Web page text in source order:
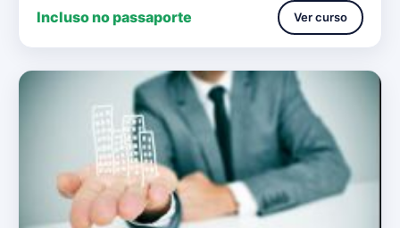
Incluso no passaporte Ver curso